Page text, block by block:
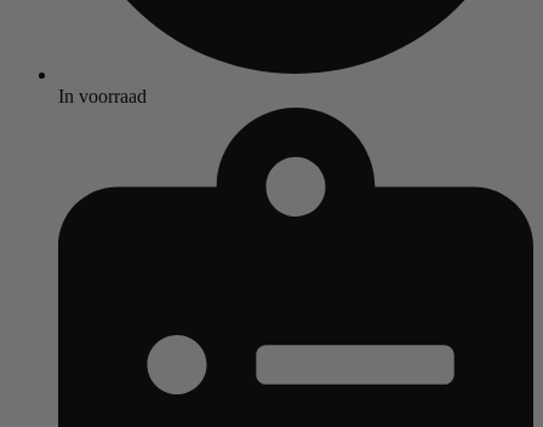
In voorraad